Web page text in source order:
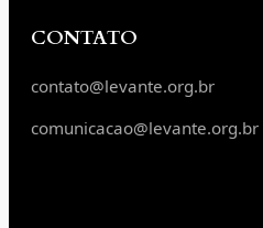
CONTATO
contato@levante.org.br
comunicacao@levante.org.br